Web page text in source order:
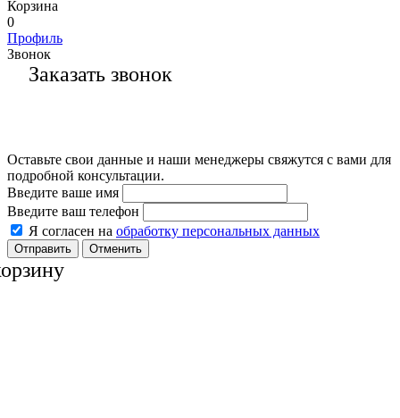
Корзина
0
Профиль
Звонок
Заказать звонок
Оставьте свои данные и наши менеджеры свяжутся с вами для
подробной консультации.
Введите ваше имя
Введите ваш телефон
Я согласен на обработку персональных данных
Отменить